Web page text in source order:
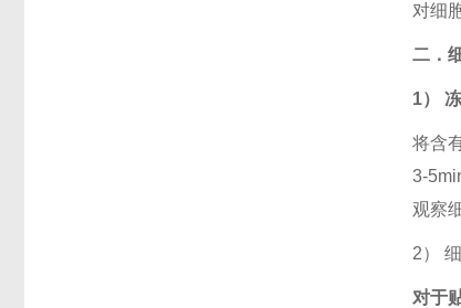
对细
二．
1）
将含
3-
观察
2）
对于